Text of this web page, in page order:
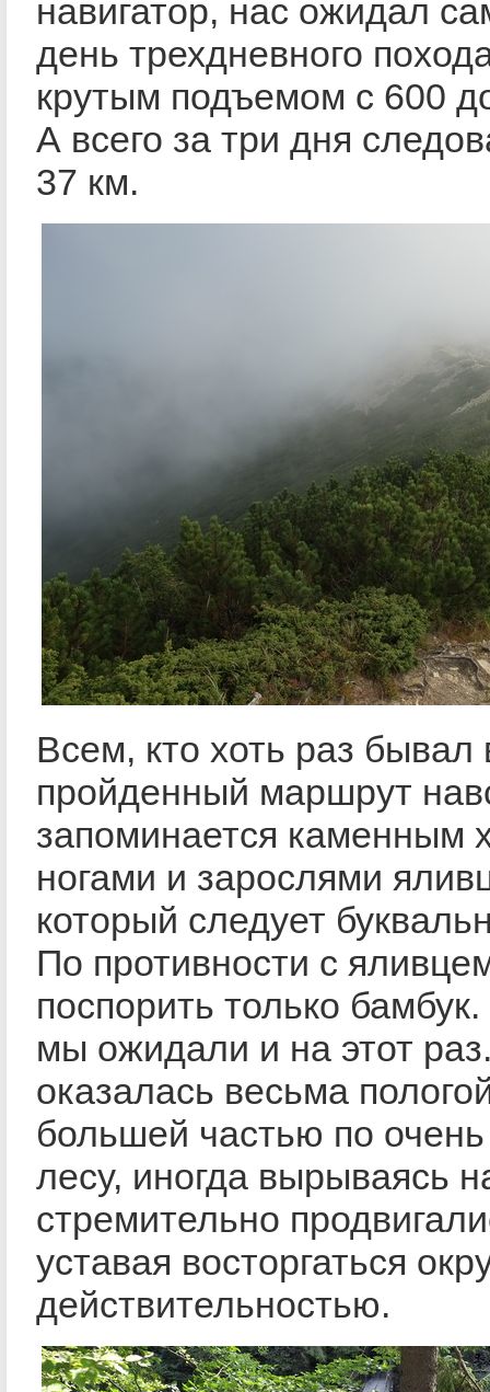
навигатор, нас ожидал
день трехдневного
крутым подъемом с 600
А всего за три дня
37 км.
Всем, кто хоть раз бывал
пройденный маршрут
запоминается каменным
ногами и зарослями
который следует
По противности с
поспорить только
мы ожидали и на этот
оказалась весьма
большей частью по
лесу, иногда вырываясь
стремительно
уставая восторгаться
действительностью.